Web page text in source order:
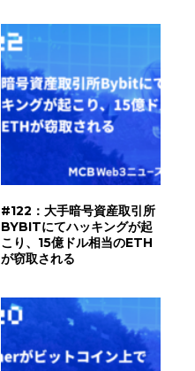
#122：大手暗号資産取引所
BYBITにてハッキングが起
こり、15億ドル相当のETH
が窃取される